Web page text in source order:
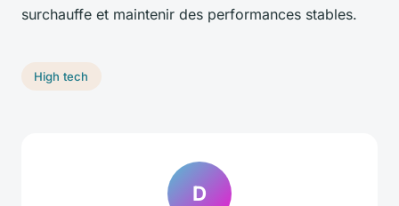
surchauffe et maintenir des performances stables.
High tech
D